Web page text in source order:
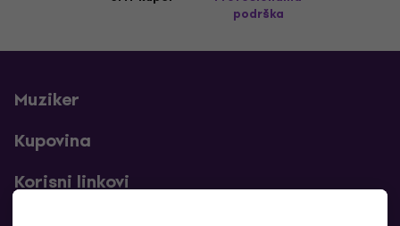
podrška
Muziker
Kupovina
Korisni linkovi